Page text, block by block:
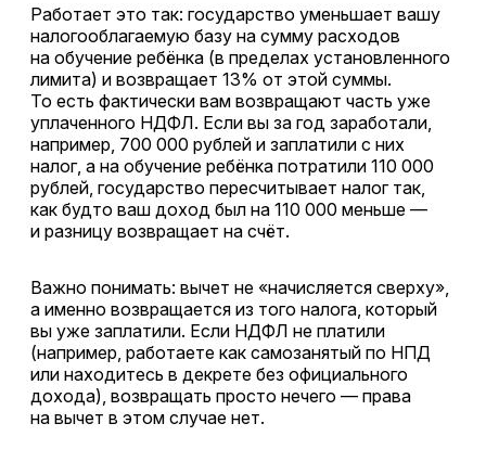
Работает это так: государство уменьшает вашу
налогооблагаемую базу на сумму расходов
на обучение ребёнка (в пределах установленного
лимита) и возвращает 13% от этой суммы.
То есть фактически вам возвращают часть уже
уплаченного НДФЛ. Если вы за год заработали,
например, 700 000 рублей и заплатили с них
налог, а на обучение ребёнка потратили 110 000
рублей, государство пересчитывает налог так,
как будто ваш доход был на 110 000 меньше —
и разницу возвращает на счёт.
Важно понимать: вычет не «начисляется сверху»,
а именно возвращается из того налога, который
вы уже заплатили. Если НДФЛ не платили
(например, работаете как самозанятый по НПД
или находитесь в декрете без официального
дохода), возвращать просто нечего — права
на вычет в этом случае нет.